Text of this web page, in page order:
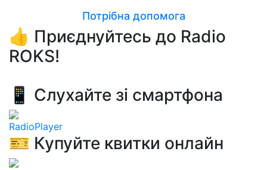
Потрібна допомога
👍 Приєднуйтесь до Radio
ROKS!
📱 Слухайте зі смартфона
RadioPlayer
🎫 Купуйте квитки онлайн